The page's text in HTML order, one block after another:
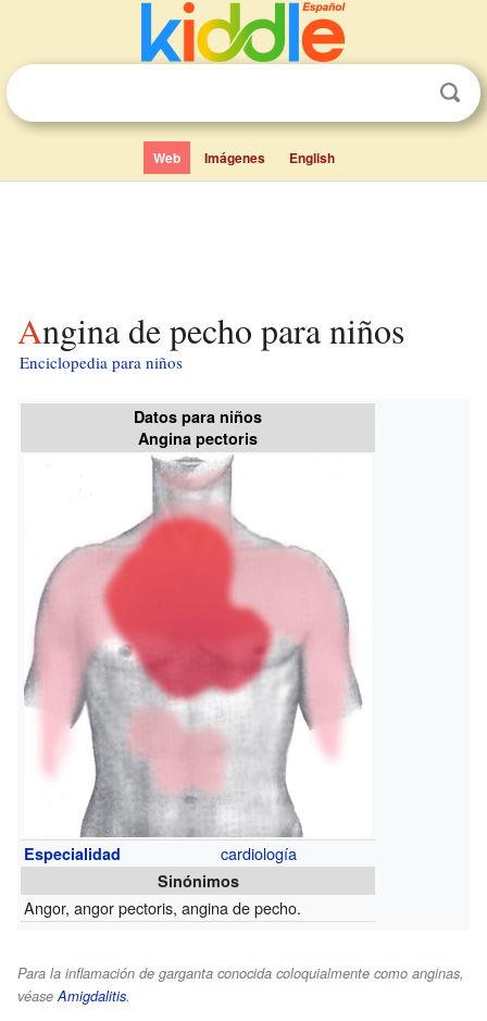
Web Imágenes English
Angina de pecho para niños
Enciclopedia para niños
Datos para niños
Angina pectoris
Especialidad cardiología
Sinónimos
Angor, angor pectoris, angina de pecho.
Para la inflamación de garganta conocida coloquialmente como anginas,
véaseAmigdalitis.